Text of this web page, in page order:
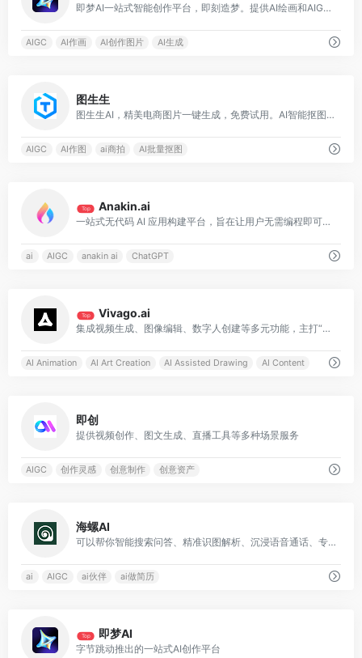
即梦AI一站式智能创作平台，即刻造梦。提供AI绘画和AIGC视频创作体验，拥有激发无限创作灵感的社区。让即梦AI开启您的智能创作之旅，探索梦境实现的无限可能！
AIGC AI作画 AI创作图片 AI生成
图生生
图生生AI，精美电商图片一键生成，免费试用。AI智能抠图，一键背景变透明，选择场景后即可生成对应图片，可用于电商推广、市场宣传等众多场景。省时，省心，省钱。
AIGC AI作图 ai商拍 AI批量抠图
Top Anakin.ai
一站式无代码 AI 应用构建平台，旨在让用户无需编程即可定制专属 AI 工具
ai AIGC anakin ai ChatGPT
Top Vivago.ai
集成视频生成、图像编辑、数字人创建等多元功能，主打“文本/图像转动态内容”的智能化解决方案
AI Animation AI Art Creation AI Assisted Drawing AI Content
即创
提供视频创作、图文生成、直播工具等多种场景服务
AIGC 创作灵感 创意制作 创意资产
海螺AI
可以帮你智能搜索问答、精准识图解析、沉浸语音通话、专业/创意写作、文档速读总结、还有独家悬浮球功能帮你把琐事化繁为简
ai AIGC ai伙伴 ai做简历
Top 即梦AI
字节跳动推出的一站式AI创作平台